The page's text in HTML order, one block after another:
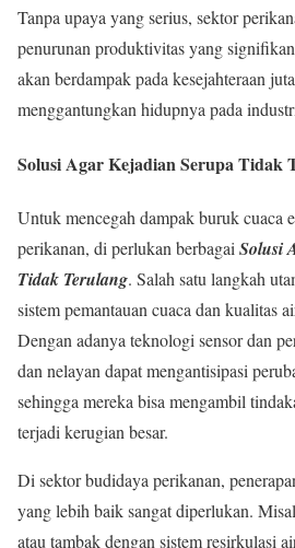
Tanpa upaya yang serius, sektor
penurunan produktivitas yang
akan berdampak pada kesejahteraan
menggantungkan hidupnya pada
Solusi Agar Kejadian Serupa Tidak
Untuk mencegah dampak buruk cuaca
perikanan, di perlukan berbagai Solusi
Tidak Terulang. Salah satu langkah
sistem pemantauan cuaca dan kualitas
Dengan adanya teknologi sensor dan
dan nelayan dapat mengantisipasi
sehingga mereka bisa mengambil
terjadi kerugian besar.
Di sektor budidaya perikanan,
yang lebih baik sangat diperlukan.
atau tambak dengan sistem resirkulasi